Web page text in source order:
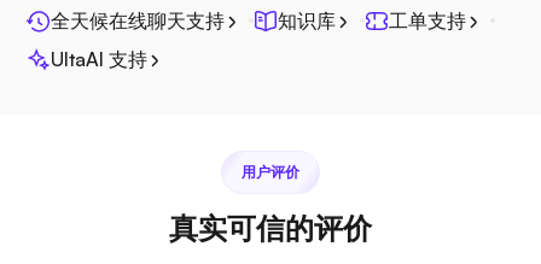
Seafile
全天候在线聊天支持 知识库
工单支持
UltaAI 支持
用户评价
真实可信的评价